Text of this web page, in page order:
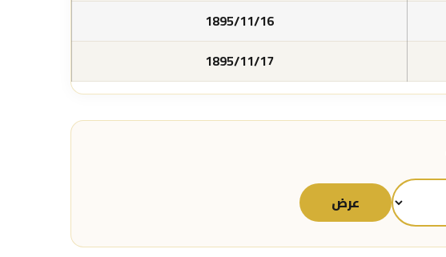
1895/11/16
1895/11/17
عرض